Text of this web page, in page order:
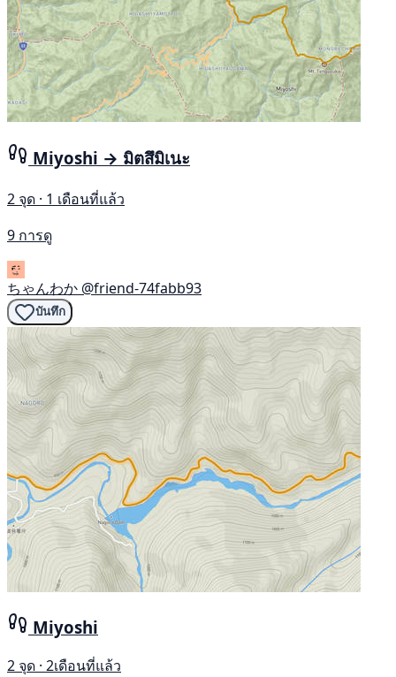
Miyoshi → มิตสึมิเนะ
2 จุด · 1 เดือนที่แล้ว
9 การดู
ちゃんわか @friend-74fabb93
บันทึก
Miyoshi
2 จุด · 2เดือนที่แล้ว